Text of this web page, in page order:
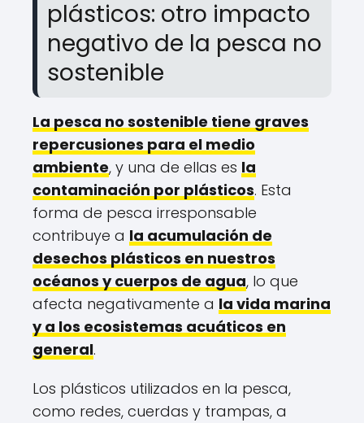
plásticos: otro impacto
negativo de la pesca no
sostenible
La pesca no sostenible tiene graves
repercusiones para el medio
ambiente, y una de ellas es la
contaminación por plásticos. Esta
forma de pesca irresponsable
contribuye a la acumulación de
desechos plásticos en nuestros
océanos y cuerpos de agua, lo que
afecta negativamente a la vida marina
y a los ecosistemas acuáticos en
general.
Los plásticos utilizados en la pesca,
como redes, cuerdas y trampas, a